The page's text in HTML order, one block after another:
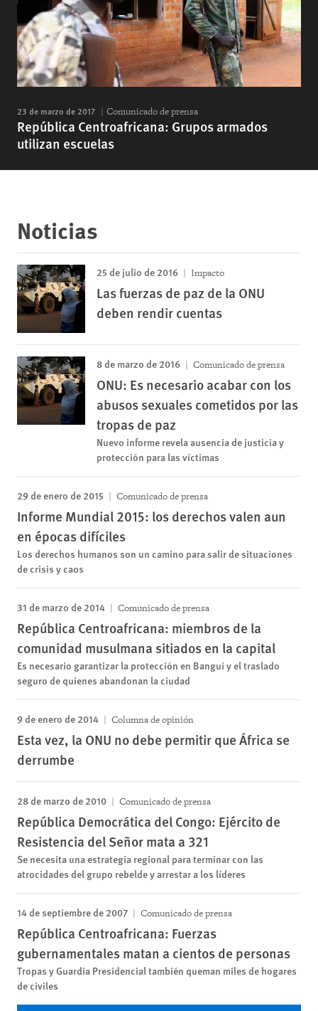
23 de marzo de 2017 Comunicado de prensa
República Centroafricana: Grupos armados
utilizan escuelas
Noticias
25 de julio de 2016 Impacto
Las fuerzas de paz de la ONU
deben rendir cuentas
8 de marzo de 2016 Comunicado de prensa
ONU: Es necesario acabar con los
abusos sexuales cometidos por las
tropas de paz
Nuevo informe revela ausencia de justicia y
protección para las víctimas
29 de enero de 2015 Comunicado de prensa
Informe Mundial 2015: los derechos valen aun
en épocas difíciles
Los derechos humanos son un camino para salir de situaciones
de crisis y caos
31 de marzo de 2014 Comunicado de prensa
República Centroafricana: miembros de la
comunidad musulmana sitiados en la capital
Es necesario garantizar la protección en Bangui y el traslado
seguro de quienes abandonan la ciudad
9 de enero de 2014 Columna de opinión
Esta vez, la ONU no debe permitir que África se
derrumbe
28 de marzo de 2010 Comunicado de prensa
República Democrática del Congo: Ejército de
Resistencia del Señor mata a 321
Se necesita una estrategia regional para terminar con las
atrocidades del grupo rebelde y arrestar a los líderes
14 de septiembre de 2007 Comunicado de prensa
República Centroafricana: Fuerzas
gubernamentales matan a cientos de personas
Tropas y Guardia Presidencial también queman miles de hogares
de civiles